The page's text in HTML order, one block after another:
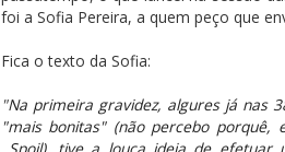
foi a Sofia Pereira, a quem peço que
Fica o texto da Sofia:
"Na primeira gravidez, algures já nas
"mais bonitas" (não percebo
Spoil), tive a louca ideia de efetuar